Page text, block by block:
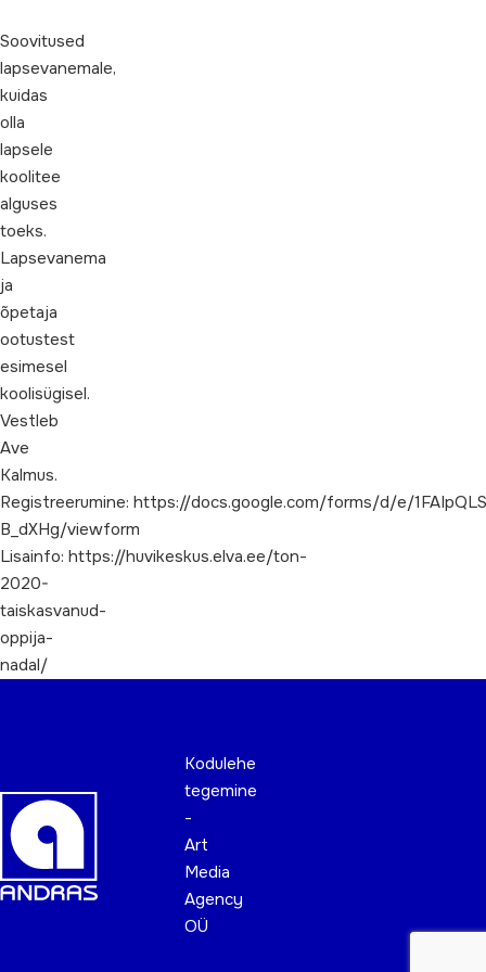
Soovitused
lapsevanemale,
kuidas
olla
lapsele
koolitee
alguses
toeks.
Lapsevanema
ja
õpetaja
ootustest
esimesel
koolisügisel.
Vestleb
Ave
Kalmus.
Registreerumine: https://docs.google.com/forms/d/e/
B_dXHg/viewform
Lisainfo: https://huvikeskus.elva.ee/ton-
2020-
taiskasvanud-
oppija-
nadal/
Kodulehe
tegemine
-
Art
Media
Agency
OÜ